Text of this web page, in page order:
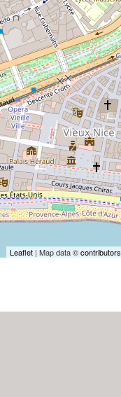
Leaflet | Map data ©contributors